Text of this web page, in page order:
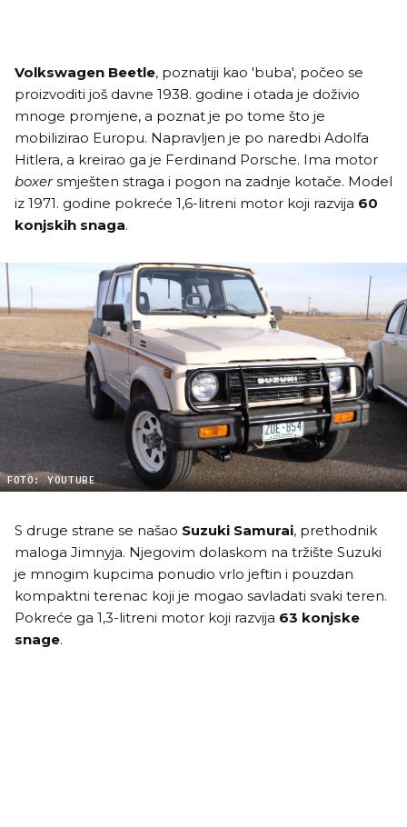
Volkswagen Beetle, poznatiji kao 'buba', počeo se
proizvoditi još davne 1938. godine i otada je doživio
mnoge promjene, a poznat je po tome što je
mobilizirao Europu. Napravljen je po naredbi Adolfa
Hitlera, a kreirao ga je Ferdinand Porsche. Ima motor
boxersmješten straga i pogon na zadnje kotače. Model
iz 1971. godine pokreće 1,6-litreni motor koji razvija 60
konjskih snaga.
FOTO: YOUTUBE
S druge strane se našao Suzuki Samurai, prethodnik
maloga Jimnyja. Njegovim dolaskom na tržište Suzuki
je mnogim kupcima ponudio vrlo jeftin i pouzdan
kompaktni terenac koji je mogao savladati svaki teren.
Pokreće ga 1,3-litreni motor koji razvija 63 konjske
snage.